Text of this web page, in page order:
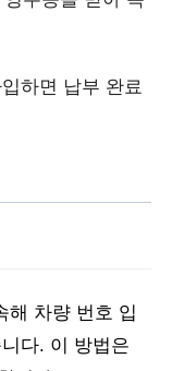
하면 납부 완료
해 차량 번호 입
다. 이 방법은